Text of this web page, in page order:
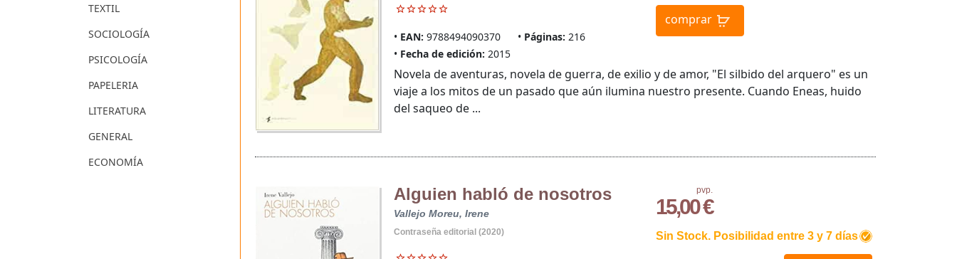
TEXTIL
SOCIOLOGÍA
PSICOLOGÍA
PAPELERIA
LITERATURA
GENERAL
ECONOMÍA
EAN: 9788494090370 Páginas: 216
Fecha de edición: 2015
comprar
Novela de aventuras, novela de guerra, de exilio y de amor, "El silbido del arquero" es un
viaje a los mitos de un pasado que aún ilumina nuestro presente. Cuando Eneas, huido
del saqueo de ...
Alguien habló de nosotros
Vallejo Moreu, Irene
Contraseña editorial (2020)
pvp.
15,00 €
Sin Stock. Posibilidad entre 3 y 7 días